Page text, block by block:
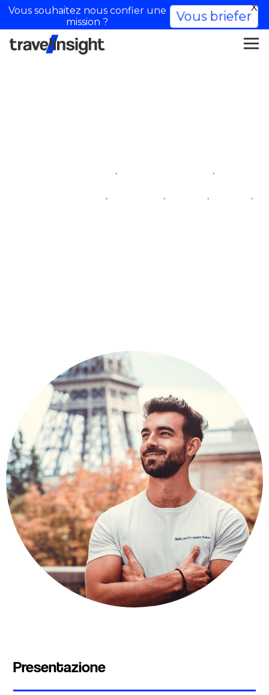
, ,
, , , ,
Presentazione
Vous souhaitez nous confier une
mission ?
Vous briefer
X